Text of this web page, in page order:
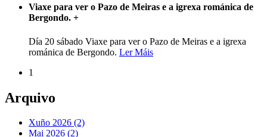
Viaxe para ver o Pazo de Meiras e a igrexa románica de
Bergondo. +
Día 20 sábado Viaxe para ver o Pazo de Meiras e a igrexa
románica de Bergondo. Ler Máis
1
Arquivo
Xuño 2026 (2)
Mai 2026 (2)